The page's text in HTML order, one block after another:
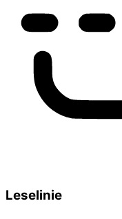
Leselinie